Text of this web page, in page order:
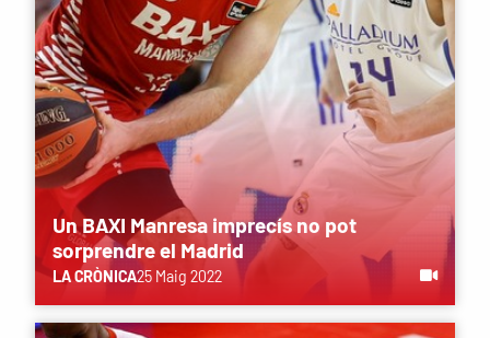
Un BAXI Manresa imprecís no pot
sorprendre el Madrid
LA CRÒNICA25 Maig 2022